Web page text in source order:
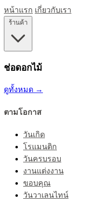
หน้าแรก เกี่ยวกับเรา
ร้านค้า
ช่อดอกไม้
ดูทั้งหมด →
ตามโอกาส
วันเกิด
โรแมนติก
วันครบรอบ
งานแต่งงาน
ขอบคุณ
วันวาเลนไทน์